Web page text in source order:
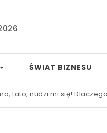
ŚWIAT BIZNESU
mi się! Dlaczego nie